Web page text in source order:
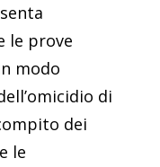
le prove
modo
di
dei
le